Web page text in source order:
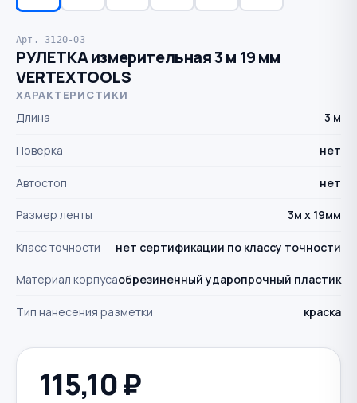
Арт. 3120-03
РУЛЕТКА измерительная 3 м 19 мм
VERTEXTOOLS
ХАРАКТЕРИСТИКИ
Длина 3 м
Поверка нет
Автостоп нет
Размер ленты 3м х 19мм
Класс точности нет сертификации по классу точности
Материал корпусаобрезиненный ударопрочный пластик
Тип нанесения разметки краска
115,10₽